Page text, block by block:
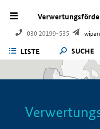
030 20199-535
LISTE SUCHE